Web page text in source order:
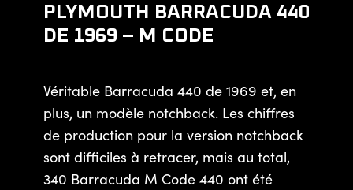
PLYMOUTH BARRACUDA 440
DE 1969 – M CODE
Véritable Barracuda 440 de 1969 et, en
plus, un modèle notchback. Les chiffres
de production pour la version notchback
sont difficiles à retracer, mais au total,
340 Barracuda M Code 440 ont été